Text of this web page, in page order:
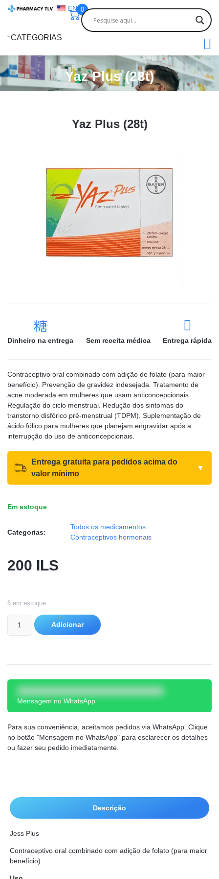
EN 0
CATEGORIAS
Yaz Plus (28t)
Yaz Plus (28t)
Dinheiro na entrega Sem receita médica Entrega rápida
Contraceptivo oral combinado com adição de folato (para maior
benefício). Prevenção de gravidez indesejada. Tratamento de
acne moderada em mulheres que usam anticoncepcionais.
Regulação do ciclo menstrual. Redução dos sintomas do
transtorno disfórico pré-menstrual (TDPM). Suplementação de
ácido fólico para mulheres que planejam engravidar após a
interrupção do uso de anticoncepcionais.
Entrega gratuita para pedidos acima do
valor mínimo
▼
Em estoque
Categorias:
Todos os medicamentos
Contraceptivos hormonais
200 ILS
6 em estoque
Adicionar
Mensagem no WhatsApp
Para sua conveniência, aceitamos pedidos via WhatsApp. Clique
no botão "Mensagem no WhatsApp" para esclarecer os detalhes
ou fazer seu pedido imediatamente.
Descrição
Jess Plus
Contraceptivo oral combinado com adição de folato (para maior
benefício).